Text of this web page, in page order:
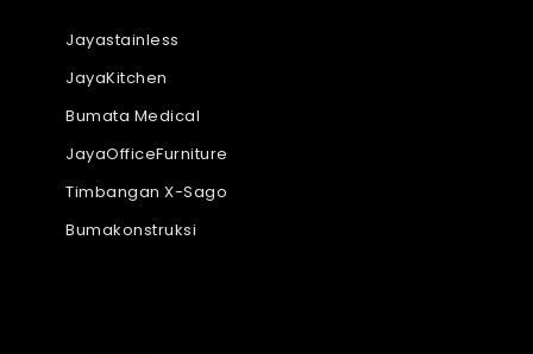
Jayastainless
JayaKitchen
Bumata Medical
JayaOfficeFurniture
Timbangan X-Sago
Bumakonstruksi